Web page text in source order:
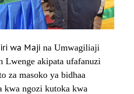
wa Maji na Umwagiliaji
Lwenge akipata ufafanuzi
za masoko ya bidhaa
kwa ngozi kutoka kwa